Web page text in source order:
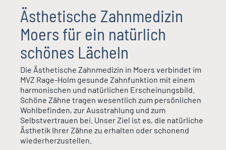
Ästhetische Zahnmedizin
Moers für ein natürlich
schönes Lächeln
Die Ästhetische Zahnmedizin in Moers verbindet im
MVZ Rage-Holm gesunde Zahnfunktion mit einem
harmonischen und natürlichen Erscheinungsbild.
Schöne Zähne tragen wesentlich zum persönlichen
Wohlbefinden, zur Ausstrahlung und zum
Selbstvertrauen bei. Unser Ziel ist es, die natürliche
Ästhetik Ihrer Zähne zu erhalten oder schonend
wiederherzustellen.